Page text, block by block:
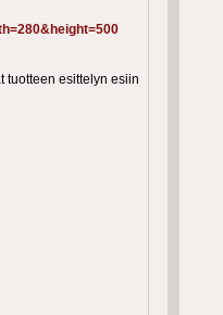
tuotteen esittelyn esiin